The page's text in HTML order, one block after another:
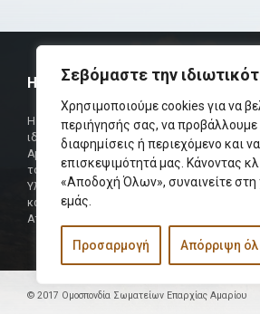
Σεβόμαστε την
Χρησιμοποιούμε cookies για να
περιήγησής σας, να προβάλλουμε
διαφημίσεις ή περιεχόμενο και
επισκεψιμότητά μας. Κάνοντας
«Αποδοχή Όλων», συναινείτε
εμάς.
Προσαρμογή Απόρριψη
Η ΟΜΟΣΠΟΝΔΙΑ
Η Ομοσπονδία Σωματείων Επαρχίας
ιδρύθηκε και πήρε τη θέση της Ένωσης
Αμαριωτών, που λειτουργούσε από το 1966
το 1984.
Υλοποιήθηκε σε συνεργασία των μελών
και των Δ.Σ των Αμαριώτικων Σωματείων
Αττικής.
© 2017 Ομοσπονδία Σωματείων Επαρχίας Αμαρίου